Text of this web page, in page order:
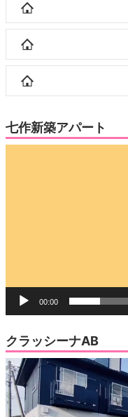
七作新築アパート
00:00
クラッシーナAB
動
画
プ